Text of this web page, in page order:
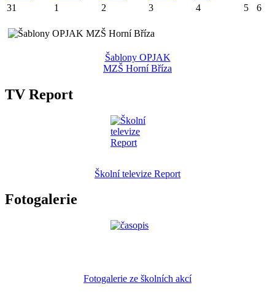
31 1 2 3 4 5 6
Šablony OPJAK
MZŠ Horní Bříza
TV Report
Školní televize Report
Fotogalerie
Fotogalerie ze školních akcí